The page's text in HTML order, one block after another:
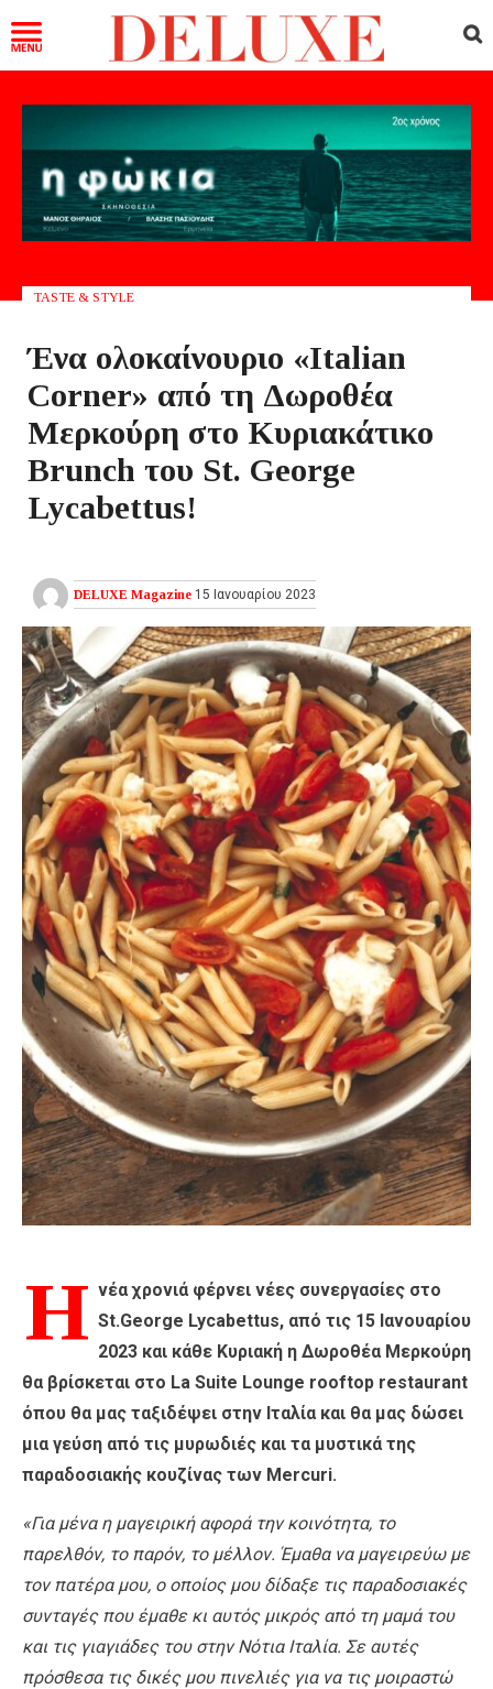
TASTE & STYLE
Ένα ολοκαίνουριο «Italian
Corner» από τη Δωροθέα
Μερκούρη στο Κυριακάτικο
Brunch του St. George
Lycabettus!
DELUXE Magazine 15 Ιανουαρίου 2023
Η νέα χρονιά φέρνει νέες συνεργασίες στο
St.George Lycabettus, από τις 15 Ιανουαρίου
2023 και κάθε Κυριακή η Δωροθέα Μερκούρη
θα βρίσκεται στο La Suite Lounge rooftop restaurant
όπου θα μας ταξιδέψει στην Ιταλία και θα μας δώσει
μια γεύση από τις μυρωδιές και τα μυστικά της
παραδοσιακής κουζίνας των Mercuri.
«Για μένα η μαγειρική αφορά την κοινότητα, το
παρελθόν, το παρόν, το μέλλον. Έμαθα να μαγειρεύω με
τον πατέρα μου, ο οποίος μου δίδαξε τις παραδοσιακές
συνταγές που έμαθε κι αυτός μικρός από τη μαμά του
και τις γιαγιάδες του στην Νότια Ιταλία. Σε αυτές
πρόσθεσα τις δικές μου πινελιές για να τις μοιραστώ